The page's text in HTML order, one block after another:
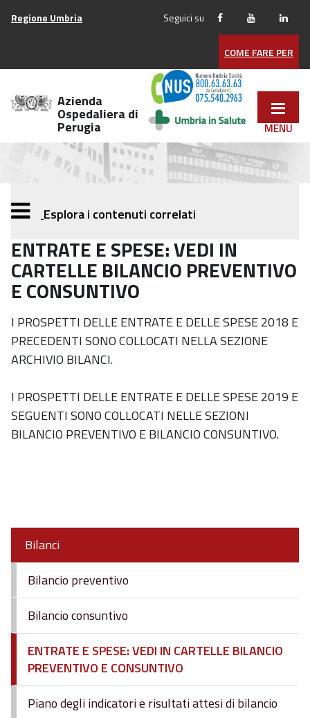
menu
navigazione
Vai
Regione Umbria Seguici su
COME FARE PER
Azienda
Ospedaliera di
Perugia
Esplora i contenuti correlati
ENTRATE E SPESE: VEDI IN
CARTELLE BILANCIO PREVENTIVO
E CONSUNTIVO
I PROSPETTI DELLE ENTRATE E DELLE SPESE 2018 E
PRECEDENTI SONO COLLOCATI NELLA SEZIONE
ARCHIVIO BILANCI.
I PROSPETTI DELLE ENTRATE E DELLE SPESE 2019 E
SEGUENTI SONO COLLOCATI NELLE SEZIONI
BILANCIO PREVENTIVO E BILANCIO CONSUNTIVO.
Bilanci
Bilancio preventivo
Bilancio consuntivo
ENTRATE E SPESE: VEDI IN CARTELLE BILANCIO
PREVENTIVO E CONSUNTIVO
Piano degli indicatori e risultati attesi di bilancio